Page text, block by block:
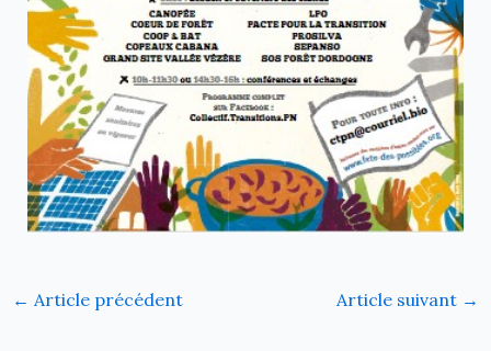
← Article précédent Article suivant →